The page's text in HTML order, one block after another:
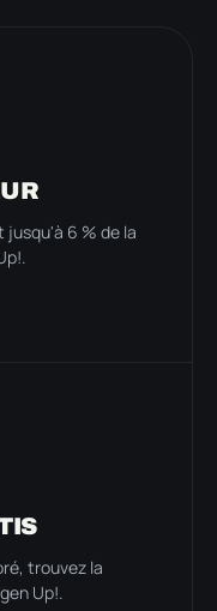
6 % de la
trouvez la
Up!.